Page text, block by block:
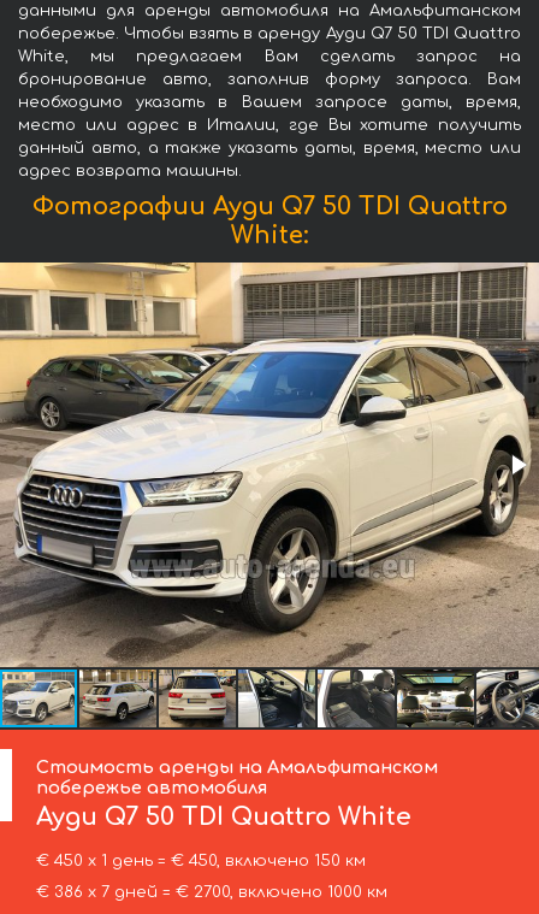
данными для аренды автомобиля на Амальфитанском
побережье. Чтобы взять в аренду Ауди Q7 50 TDI Quattro
White, мы предлагаем Вам сделать запрос на
бронирование авто, заполнив форму запроса. Вам
необходимо указать в Вашем запросе даты, время,
место или адрес в Италии, где Вы хотите получить
данный авто, а также указать даты, время, место или
адрес возврата машины.
Фотографии Ауди Q7 50 TDI Quattro
White:
Стоимость аренды на Амальфитанском
побережье автомобиля
Ауди Q7 50 TDI Quattro White
€ 450 х 1 день = € 450, включено 150 км
€ 386 х 7 дней = € 2700, включено 1000 км